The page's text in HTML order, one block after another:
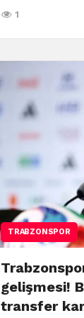
1
TRABZONSPOR
gelişmesi!
transfer